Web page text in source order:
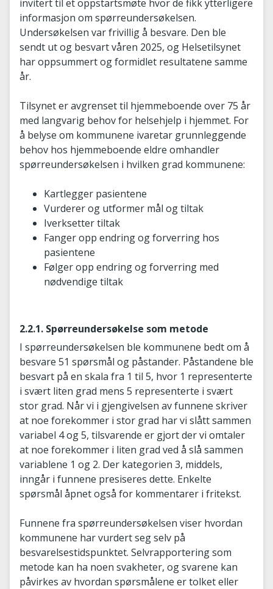
invitert til et oppstartsmøte hvor de fikk ytterligere
informasjon om spørreundersøkelsen.
Undersøkelsen var frivillig å besvare. Den ble
sendt ut og besvart våren 2025, og Helsetilsynet
har oppsummert og formidlet resultatene samme
år.
Tilsynet er avgrenset til hjemmeboende over 75 år
med langvarig behov for helsehjelp i hjemmet. For
å belyse om kommunene ivaretar grunnleggende
behov hos hjemmeboende eldre omhandler
spørreundersøkelsen i hvilken grad kommunene:
Kartlegger pasientene
Vurderer og utformer mål og tiltak
Iverksetter tiltak
Fanger opp endring og forverring hos
pasientene
Følger opp endring og forverring med
nødvendige tiltak
2.2.1. Spørreundersøkelse som metode
I spørreundersøkelsen ble kommunene bedt om å
besvare 51 spørsmål og påstander. Påstandene ble
besvart på en skala fra 1 til 5, hvor 1 representerte
i svært liten grad mens 5 representerte i svært
stor grad. Når vi i gjengivelsen av funnene skriver
at noe forekommer i stor grad har vi slått sammen
variabel 4 og 5, tilsvarende er gjort der vi omtaler
at noe forekommer i liten grad ved å slå sammen
variablene 1 og 2. Der kategorien 3, middels,
inngår i funnene presiseres dette. Enkelte
spørsmål åpnet også for kommentarer i fritekst.
Funnene fra spørreundersøkelsen viser hvordan
kommunene har vurdert seg selv på
besvarelsestidspunktet. Selvrapportering som
metode kan ha noen svakheter, og svarene kan
påvirkes av hvordan spørsmålene er tolket eller